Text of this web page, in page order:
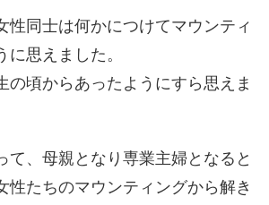
性同士は何かにつけてマウンティ
に思えました。
の頃からあったようにすら思えま
て、母親となり専業主婦となると
性たちのマウンティングから解き